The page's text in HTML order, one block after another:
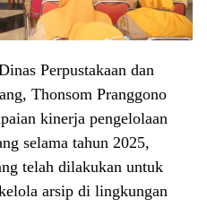
Perpustakaan dan
Thonsom Pranggono
kinerja pengelolaan
selama tahun 2025,
telah dilakukan untuk
arsip di lingkungan